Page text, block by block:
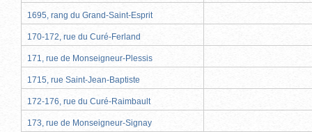
1695, rang du Grand-Saint-Esprit
170-172, rue du Curé-Ferland
171, rue de Monseigneur-Plessis
1715, rue Saint-Jean-Baptiste
172-176, rue du Curé-Raimbault
173, rue de Monseigneur-Signay